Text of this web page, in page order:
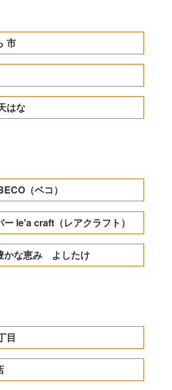
市
はな
（ベコ）
le'a craft（レアクラフト）
かな恵み よしたけ
目